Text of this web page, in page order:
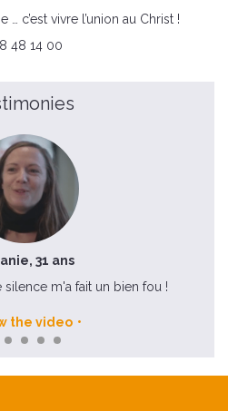
c’est vivre l’union au Christ !
48 14 00
31 ans
m'a fait un bien fou !
the video